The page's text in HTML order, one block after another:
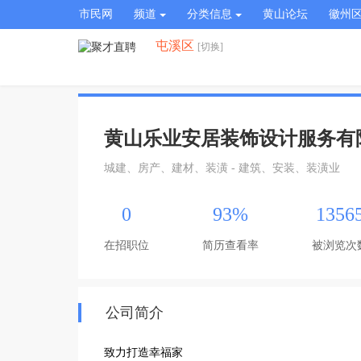
市民网 频道 分类信息 黄山论坛 徽州
屯溪区 [切换]
黄山乐业安居装饰设计服务有
城建、房产、建材、装潢 - 建筑、安装、装潢业
0
在招职位
93%
简历查看率 被浏览次
公司简介
致力打造幸福家